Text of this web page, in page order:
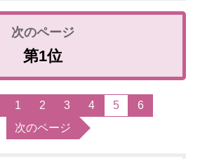
第1位
1 2 3 4 5
6
次のページ